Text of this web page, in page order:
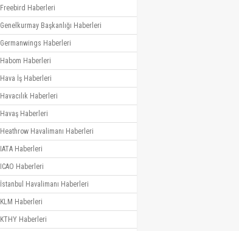
Freebird Haberleri
Genelkurmay Başkanlığı Haberleri
Germanwings Haberleri
Habom Haberleri
Hava İş Haberleri
Havacılık Haberleri
Havaş Haberleri
Heathrow Havalimanı Haberleri
IATA Haberleri
ICAO Haberleri
İstanbul Havalimanı Haberleri
KLM Haberleri
KTHY Haberleri